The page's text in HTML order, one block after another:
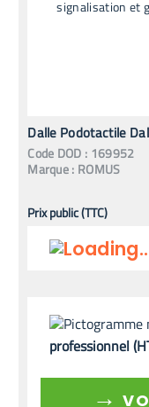
Dalle Podotactile
Code DOD : 169952
Marque : ROMUS
Prix public (TTC)
professionnel
→